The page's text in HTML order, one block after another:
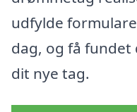
udfylde
dag, og få
dit nye tag.